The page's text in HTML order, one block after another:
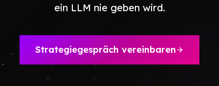
ein LLM nie geben wird.
Strategiegespräch vereinbaren